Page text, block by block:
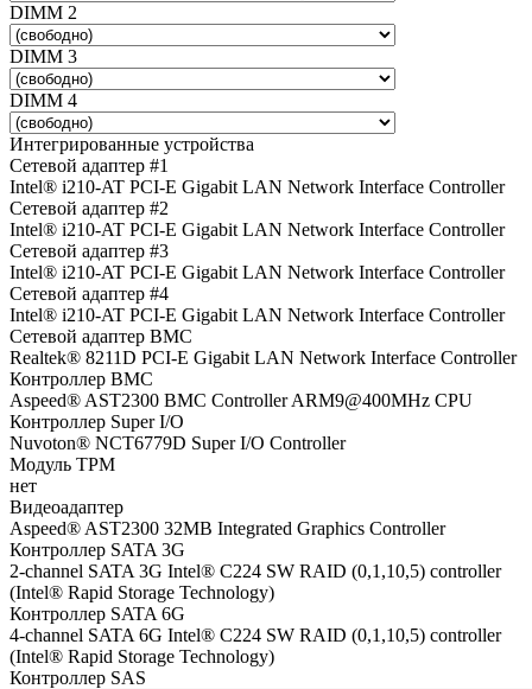
DIMM 2
DIMM 3
DIMM 4
Интегрированные устройства
Сетевой адаптер #1
Intel® i210-AT PCI-E Gigabit LAN Network Interface Controller
Сетевой адаптер #2
Intel® i210-AT PCI-E Gigabit LAN Network Interface Controller
Сетевой адаптер #3
Intel® i210-AT PCI-E Gigabit LAN Network Interface Controller
Сетевой адаптер #4
Intel® i210-AT PCI-E Gigabit LAN Network Interface Controller
Сетевой адаптер BMC
Realtek® 8211D PCI-E Gigabit LAN Network Interface Controller
Контроллер BMC
Aspeed® AST2300 BMC Controller ARM9@400MHz CPU
Контроллер Super I/O
Nuvoton® NCT6779D Super I/O Controller
Модуль TPM
нет
Видеоадаптер
Aspeed® AST2300 32MB Integrated Graphics Controller
Контроллер SATA 3G
2-channel SATA 3G Intel® C224 SW RAID (0,1,10,5) controller
(Intel® Rapid Storage Technology)
Контроллер SATA 6G
4-channel SATA 6G Intel® C224 SW RAID (0,1,10,5) controller
(Intel® Rapid Storage Technology)
Контроллер SAS